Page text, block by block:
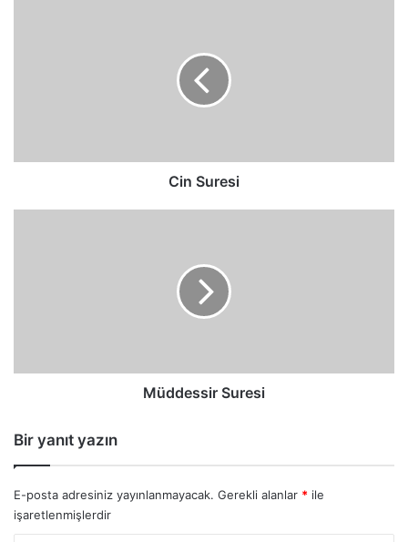
Cin Suresi
Müddessir Suresi
Bir yanıt yazın
E-posta adresiniz yayınlanmayacak. Gerekli alanlar * ile
işaretlenmişlerdir